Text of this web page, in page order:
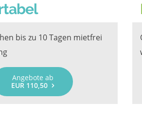
bis zu 10 Tagen mietfrei
Angebote ab
EUR 110,50